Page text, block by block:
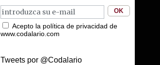
Acepto la política de privacidad de
www.codalario.com
Tweets por @Codalario